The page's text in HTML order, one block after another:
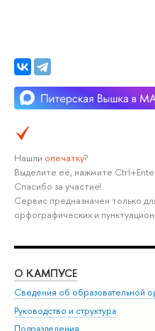
Нашли опечатку?
Выделите её, нажмите
Спасибо за участие!
Сервис предназначен только
орфографических и
О КАМПУСЕ
Сведения об образовательной
Руководство и структура